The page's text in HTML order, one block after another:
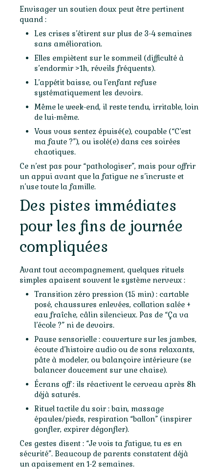
Envisager un soutien doux peut être pertinent
quand :
Les crises s’étirent sur plus de 3-4 semaines
sans amélioration.
Elles empiètent sur le sommeil (difficulté à
s’endormir >1h, réveils fréquents).
L’appétit baisse, ou l’enfant refuse
systématiquement les devoirs.
Même le week-end, il reste tendu, irritable, loin
de lui-même.
Vous vous sentez épuisé(e), coupable (“C’est
ma faute ?”), ou isolé(e) dans ces soirées
chaotiques.
Ce n’est pas pour “pathologiser”, mais pour offrir
un appui avant que la fatigue ne s’incruste et
n’use toute la famille.
Des pistes immédiates
pour les fins de journée
compliquées
Avant tout accompagnement, quelques rituels
simples apaisent souvent le système nerveux :
Transition zéro pression (15 min) : cartable
posé, chaussures enlevées, collation salée +
eau fraîche, câlin silencieux. Pas de “Ça va
l’école ?” ni de devoirs.
Pause sensorielle : couverture sur les jambes,
écoute d’histoire audio ou de sons relaxants,
pâte à modeler, ou balançoire intérieure (se
balancer doucement sur une chaise).
Écrans off : ils réactivent le cerveau après 8h
déjà saturés.
Rituel tactile du soir : bain, massage
épaules/pieds, respiration “ballon” (inspirer
gonfler, expirer dégonfler).
Ces gestes disent : “Je vois ta fatigue, tu es en
sécurité”. Beaucoup de parents constatent déjà
un apaisement en 1-2 semaines.